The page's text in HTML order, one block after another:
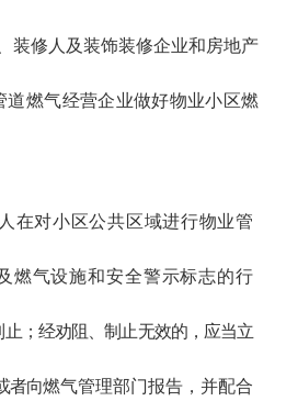
装修人及装饰装修企业和房地产
道燃气经营企业做好物业小区燃
在对小区公共区域进行物业管
燃气设施和安全警示标志的行
止；经劝阻、制止无效的，应当立
者向燃气管理部门报告，并配合